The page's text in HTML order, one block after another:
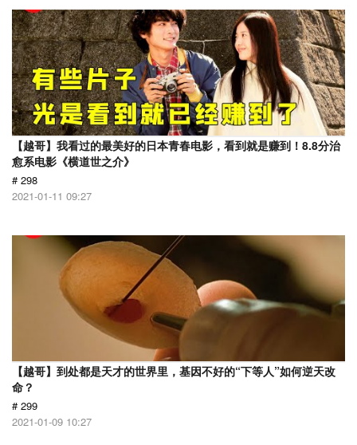
【越哥】我看过的最美好的日本青春电影，看到就是赚到！8.8分治
愈系电影《横道世之介》
# 298
2021-01-11 09:27
【越哥】到处都是天才的世界里，基因不好的“下等人”如何逆天改
命？
# 299
2021-01-09 10:27